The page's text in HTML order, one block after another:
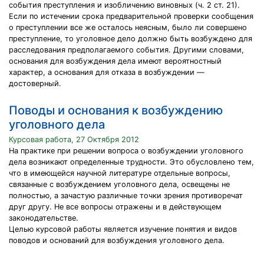
события преступления и изобличению виновных (ч. 2 ст. 21).
Если по истечении срока предварительной проверки сообщения
о преступлении все же осталось неясным, было ли совершено
преступление, то уголовное дело должно быть возбуждено для
расследования предполагаемого события. Другими словами,
основания для возбуждения дела имеют вероятностный
характер, а основания для отказа в возбуждении —
достоверный.
Поводы и основания к возбуждению
уголовного дела
Курсовая работа, 27 Октября 2012
На практике при решении вопроса о возбуждении уголовного
дела возникают определенные трудности. Это обусловлено тем,
что в имеющейся научной литературе отдельные вопросы,
связанные с возбуждением уголовного дела, освещены не
полностью, а зачастую различные точки зрения противоречат
друг другу. Не все вопросы отражены и в действующем
законодательстве.
Целью курсовой работы является изучение понятия и видов
поводов и оснований для возбуждения уголовного дела.